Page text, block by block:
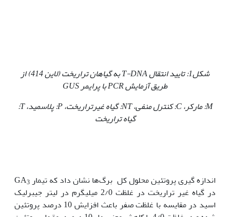
شکل1: تایید انتقال T-DNA
به گیاهان تراریخت (لاین 414) از
طریق آزمایشPCRبا پرایمرGUS
M: مارکر،C: کنترل منفی،NT: گیاه غیرتراریخت،P: پلاسمید،T
:
گیاه تراریخت
اندازه گیری پروتئین محلول کل برگ‌ها نشان داد که تیمار GA 3
در گیاه غیر تراریخت در غلظت 2/0 میلی‏گرم در لیتر جیبرلیک
اسید در مقایسه با غلظت صفر باعث افزایش 10 درصد پروتئین